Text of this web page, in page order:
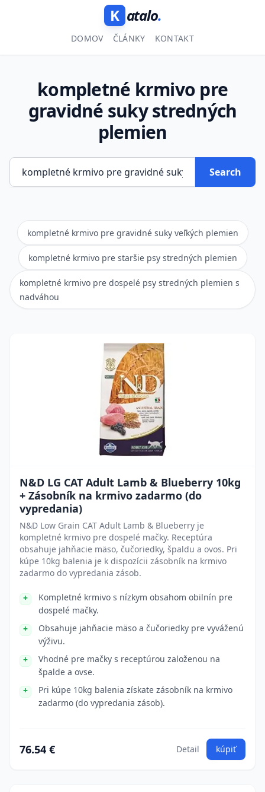
K atalo.
DOMOV ČLÁNKY KONTAKT
kompletné krmivo pre
gravidné suky stredných
plemien
Search
kompletné krmivo pre gravidné suky veľkých plemien
kompletné krmivo pre staršie psy stredných plemien
kompletné krmivo pre dospelé psy stredných plemien s
nadváhou
N&D LG CAT Adult Lamb & Blueberry 10kg
+ Zásobník na krmivo zadarmo (do
vypredania)
N&D Low Grain CAT Adult Lamb & Blueberry je
kompletné krmivo pre dospelé mačky. Receptúra
obsahuje jahňacie mäso, čučoriedky, špaldu a ovos. Pri
kúpe 10kg balenia je k dispozícii zásobník na krmivo
zadarmo do vypredania zásob.
Kompletné krmivo s nízkym obsahom obilnín pre
dospelé mačky.
Obsahuje jahňacie mäso a čučoriedky pre vyváženú
výživu.
Vhodné pre mačky s receptúrou založenou na
špalde a ovse.
Pri kúpe 10kg balenia získate zásobník na krmivo
zadarmo (do vypredania zásob).
76.54 € Detail kúpiť